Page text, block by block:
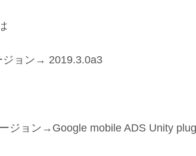
ジョン→ 2019.3.0a3
ジョン→Google mobile ADS Unity